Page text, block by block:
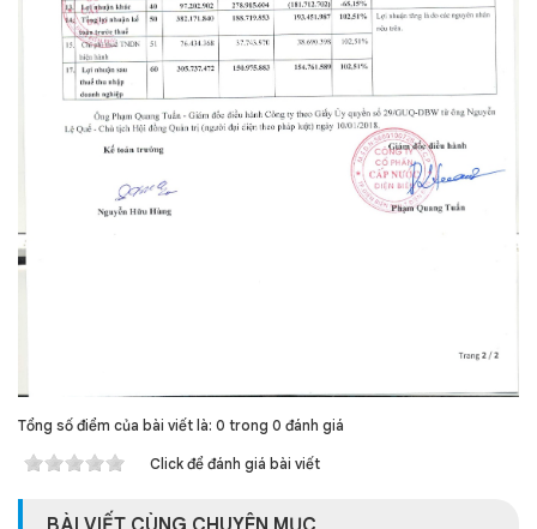
Tổng số điểm của bài viết là: 0 trong 0 đánh giá
Click để đánh giá bài viết